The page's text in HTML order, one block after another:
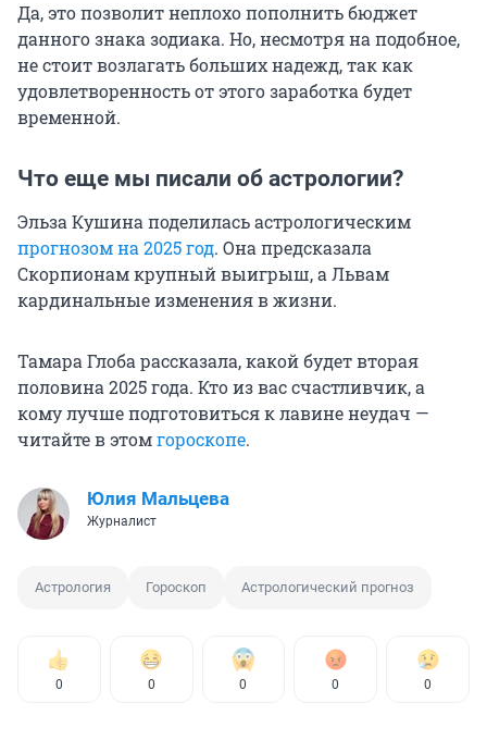
Да, это позволит неплохо пополнить бюджет
данного знака зодиака. Но, несмотря на подобное,
не стоит возлагать больших надежд, так как
удовлетворенность от этого заработка будет
временной.
Что еще мы писали об астрологии?
Эльза Кушина поделилась астрологическим
прогнозом на 2025 год. Она предсказала
Скорпионам крупный выигрыш, а Львам
кардинальные изменения в жизни.
Тамара Глоба рассказала, какой будет вторая
половина 2025 года. Кто из вас счастливчик, а
кому лучше подготовиться к лавине неудач —
читайте в этомгороскопе.
Юлия Мальцева
Журналист
Астрология Гороскоп Астрологический прогноз
0 0 0 0 0